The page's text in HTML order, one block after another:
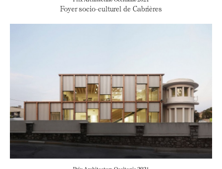
Foyer socio-culturel de Cabrières